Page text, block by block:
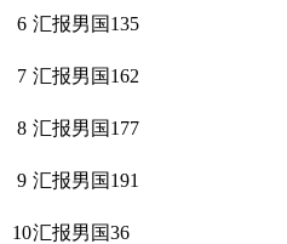
6 汇报男国135
7 汇报男国162
8 汇报男国177
9 汇报男国191
10汇报男国36